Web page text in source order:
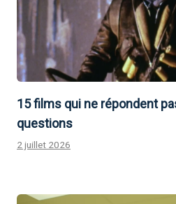
15 films qui ne répondent
questions
2 juillet 2026